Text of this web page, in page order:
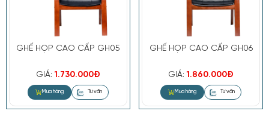
GHẾ HỌP CAO CẤP GH05
GIÁ:1.730.000Đ
GHẾ HỌP CAO CẤP GH06
GIÁ:1.860.000Đ